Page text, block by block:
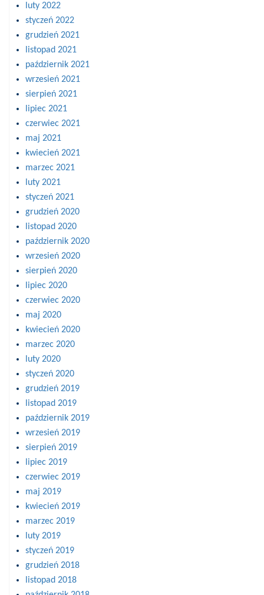
luty 2022
styczeń 2022
grudzień 2021
listopad 2021
październik 2021
wrzesień 2021
sierpień 2021
lipiec 2021
czerwiec 2021
maj 2021
kwiecień 2021
marzec 2021
luty 2021
styczeń 2021
grudzień 2020
listopad 2020
październik 2020
wrzesień 2020
sierpień 2020
lipiec 2020
czerwiec 2020
maj 2020
kwiecień 2020
marzec 2020
luty 2020
styczeń 2020
grudzień 2019
listopad 2019
październik 2019
wrzesień 2019
sierpień 2019
lipiec 2019
czerwiec 2019
maj 2019
kwiecień 2019
marzec 2019
luty 2019
styczeń 2019
grudzień 2018
listopad 2018